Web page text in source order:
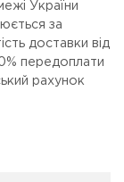
України
за
доставки від
передоплати
рахунок